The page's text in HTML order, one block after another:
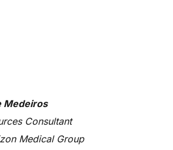
Medeiros
Consultant
Medical Group